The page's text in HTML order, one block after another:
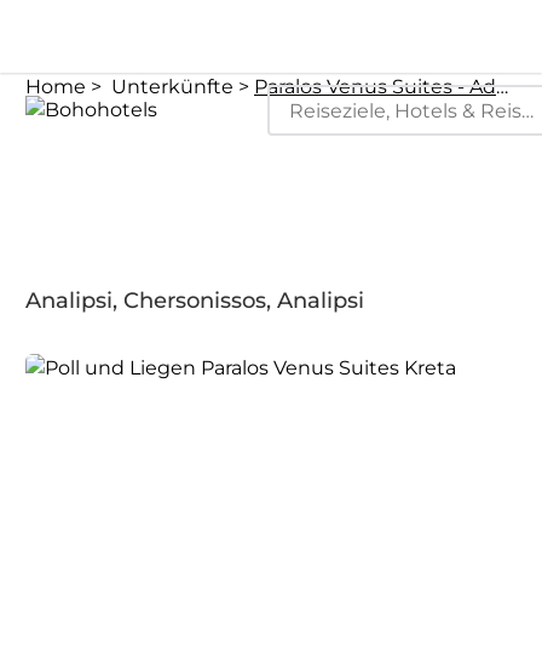
Home Unterkünfte Paralos Venus Suites - Adults Only
Analipsi, Chersonissos, Analipsi